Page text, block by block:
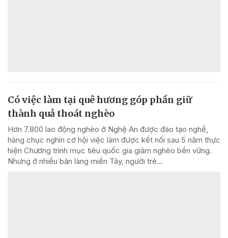
Có việc làm tại quê hương góp phần giữ
thành quả thoát nghèo
Hơn 7.800 lao động nghèo ở Nghệ An được đào tạo nghề,
hàng chục nghìn cơ hội việc làm được kết nối sau 5 năm thực
hiện Chương trình mục tiêu quốc gia giảm nghèo bền vững.
Nhưng ở nhiều bản làng miền Tây, người trẻ...